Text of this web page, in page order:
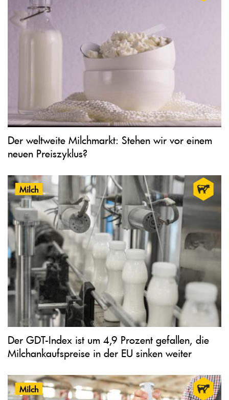
Der weltweite Milchmarkt: Stehen wir vor einem
neuen Preiszyklus?
Milch
Der GDT-Index ist um 4,9 Prozent gefallen, die
Milchankaufspreise in der EU sinken weiter
Milch